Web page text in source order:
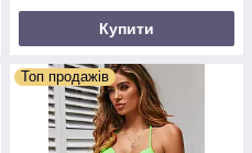
Купити
Топ продажів